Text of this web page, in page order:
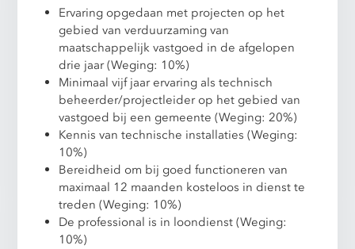
Ervaring opgedaan met projecten op het
gebied van verduurzaming van
maatschappelijk vastgoed in de afgelopen
drie jaar (Weging: 10%)
Minimaal vijf jaar ervaring als technisch
beheerder/projectleider op het gebied van
vastgoed bij een gemeente (Weging: 20%)
Kennis van technische installaties (Weging:
10%)
Bereidheid om bij goed functioneren van
maximaal 12 maanden kosteloos in dienst te
treden (Weging: 10%)
De professional is in loondienst (Weging:
10%)